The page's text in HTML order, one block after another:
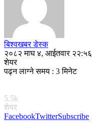
बिश्वखबर डेस्क
२०८२ माघ ४, आईतवार २२:५६
शेयर
पढ्न लाग्ने समय : 3 मिनेट
5.5k
शेयर
FacebookTwitterSubscribe